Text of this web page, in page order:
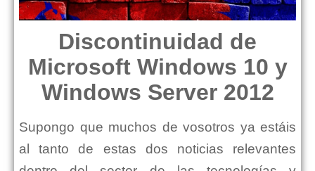
Discontinuidad de
Microsoft Windows 10 y
Windows Server 2012
Supongo que muchos de vosotros ya estáis
al tanto de estas dos noticias relevantes